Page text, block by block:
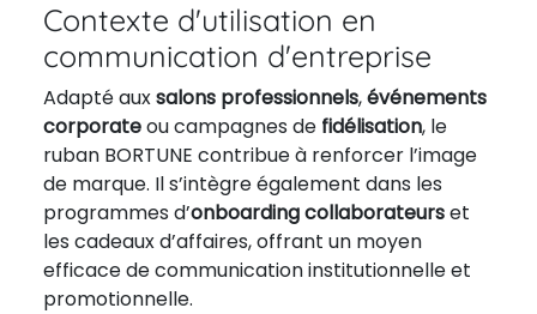
Contexte d'utilisation en
communication d'entreprise
Adapté auxsalons professionnels,événements
corporateou campagnes de fidélisation, le
ruban BORTUNE contribue à renforcer l’image
de marque. Il s’intègre également dans les
programmes d’onboarding collaborateurset
les cadeaux d’affaires, offrant un moyen
efficace de communication institutionnelle et
promotionnelle.